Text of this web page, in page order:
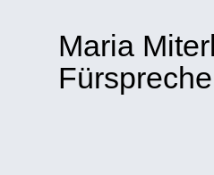
Maria